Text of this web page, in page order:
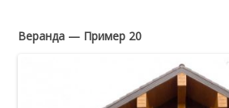
Веранда — Пример 20